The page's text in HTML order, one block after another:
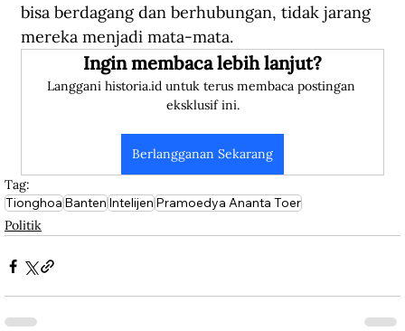
bisa berdagang dan berhubungan, tidak jarang
mereka menjadi mata-mata.
Ingin membaca lebih lanjut?
Langgani historia.id untuk terus membaca postingan
eksklusif ini.
Berlangganan Sekarang
Tag:
TionghoaBantenIntelijenPramoedya Ananta Toer
Politik